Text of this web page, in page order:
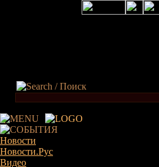
×
Новости
Новости.Рус
Видео